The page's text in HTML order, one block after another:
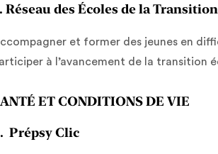
Réseau des Écoles de la
et former des jeunes en
à l’avancement de la transition
ET CONDITIONS DE VIE
Prépsy Clic